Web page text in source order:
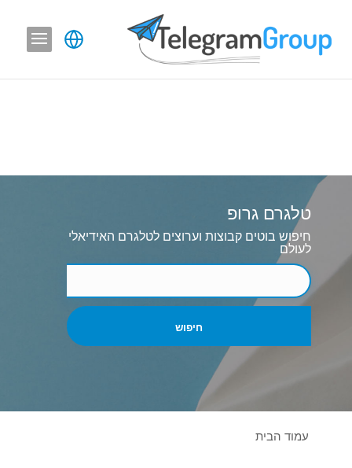
טלגרם גרופ
חיפוש בוטים קבוצות וערוצים לטלגרם האידיאלי
לעולם
עמוד הבית